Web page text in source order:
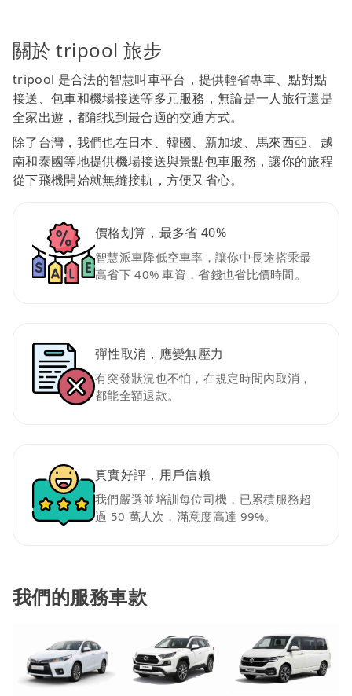
關於 tripool 旅步
tripool 是合法的智慧叫車平台，提供輕省專車、點對點
接送、包車和機場接送等多元服務，無論是一人旅行還是
全家出遊，都能找到最合適的交通方式。
除了台灣，我們也在日本、韓國、新加坡、馬來西亞、越
南和泰國等地提供機場接送與景點包車服務，讓你的旅程
從下飛機開始就無縫接軌，方便又省心。
價格划算，最多省 40%
智慧派車降低空車率，讓你中長途搭乘最
高省下 40% 車資，省錢也省比價時間。
彈性取消，應變無壓力
有突發狀況也不怕，在規定時間內取消，
都能全額退款。
真實好評，用戶信賴
我們嚴選並培訓每位司機，已累積服務超
過 50 萬人次，滿意度高達 99%。
我們的服務車款